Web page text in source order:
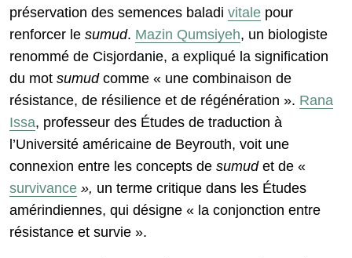
préservation des semences baladi vitale pour
renforcer le sumud. Mazin Qumsiyeh, un biologiste
renommé de Cisjordanie, a expliqué la signification
du mot sumudcomme « une combinaison de
résistance, de résilience et de régénération ». Rana
Issa, professeur des Études de traduction à
l’Université américaine de Beyrouth, voit une
connexion entre les concepts de sumudet de «
survivance », un terme critique dans les Études
amérindiennes, qui désigne « la conjonction entre
résistance et survie ».